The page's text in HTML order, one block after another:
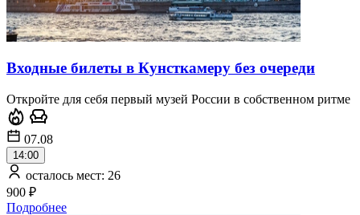
Входные билеты в Кунсткамеру без очереди
Откройте для себя первый музей России в собственном ритме
07.08
14:00
осталось мест: 26
900 ₽
Подробнее